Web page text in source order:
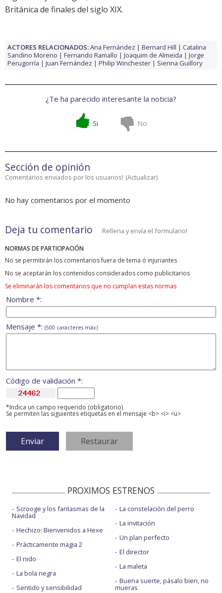
Británica de finales del siglo XIX.
ACTORES RELACIONADOS:Ana Fernández Bernard Hill
Catalina
Sandino Moreno
Fernando Ramallo Joaquim de Almeida
Jorge
Perugorría
Juan Fernández Philip Winchester Sienna Guillory
¿Te ha parecido interesante la noticia?
Si No
Sección de opinión
Comentarios enviados por los usuarios! (Actualizar)
No hay comentarios por el momento
Deja tu comentario Rellena y envía el formulario!
NORMAS DE PARTICIPACIÓN
No se permitirán los comentarios fuera de tema ó injuriantes
No se aceptarán los contenidos considerados como publicitarios
Se eliminarán los comentarios que no cumplan estas normas
Nombre *:
Mensaje *: (500 caracteres máx)
Código de validación *:
*Indica un campo requerido (obligatorio)
Se permiten las siguientes etiquetas en el mensaje <b> <i> <u>
PROXIMOS ESTRENOS
Scrooge y los fantasmas de la
Navidad
Hechizo: Bienvenidos a Hexe
Prácticamente magia 2
El nido
La bola negra
Sentido y sensibilidad
La constelación del perro
La invitación
Un plan perfecto
El director
La maleta
Buena suerte, pásalo bien, no
mueras